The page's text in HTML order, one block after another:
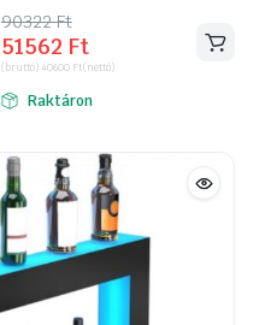
90322Ft
Original
price
was:
90322 Ft.
51562 Ft
Current
price
is:
51562 Ft.
(bruttó) 40600 Ft(nettó)
Raktáron